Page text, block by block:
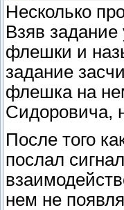
Несколько
Взяв
флешки и
задание
флешка на
Сидоровича,
После того
послал
нем не